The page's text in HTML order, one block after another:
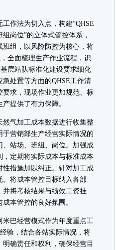
作法为切入点，构建“QHSE
岗位”的立体式管控体系，
组，以风险防控为核心，将
全面梳理生产作业流程，识
层站队标准化建设要求细化
处置等方面的QHSE工作清
求，现场作业更加规范、标
提供了有力保障。
气加工成本数据进行收集整
营销部生产经营实际情况的
站场、班组、岗位。加强成
定期将实际成本与标准成本
措施加以纠正。针对加工成
将成本管控目标纳入各部
并将考核结果与绩效工资挂
本管控的良好氛围。
巴经营模式作为年度重点工
验，结合各站实际情况，将
确责任和权利，确保经营目